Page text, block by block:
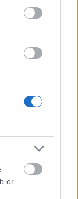
or
Ένας
Σεφέρη,
στις 10
μου σε